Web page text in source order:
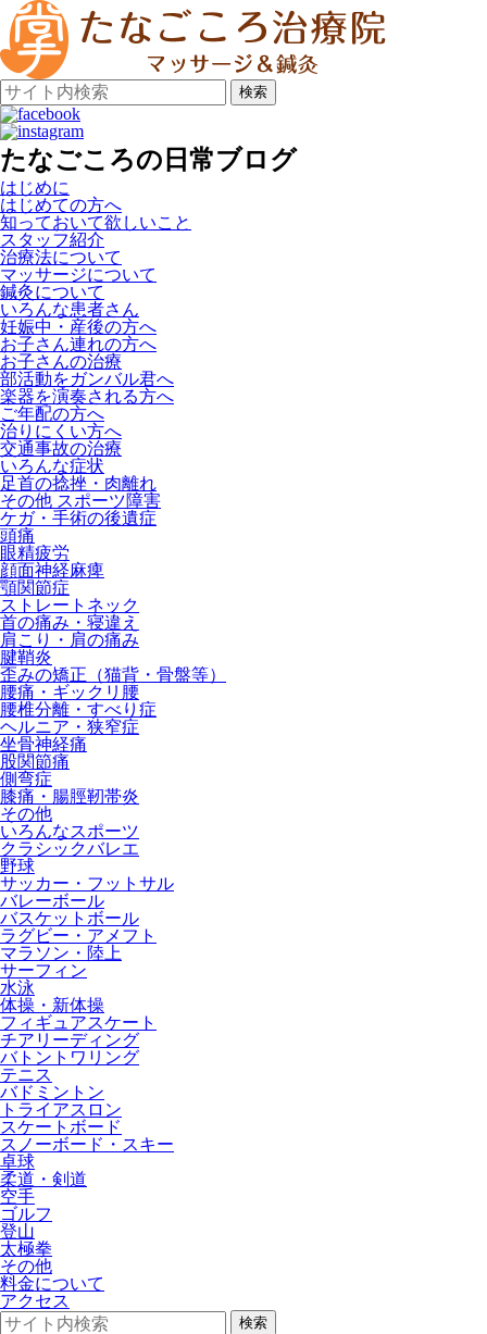
検索
たなごころの日常ブログ
はじめに
はじめての方へ
知っておいて欲しいこと
スタッフ紹介
治療法について
マッサージについて
鍼灸について
いろんな患者さん
妊娠中・産後の方へ
お子さん連れの方へ
お子さんの治療
部活動をガンバル君へ
楽器を演奏される方へ
ご年配の方へ
治りにくい方へ
交通事故の治療
いろんな症状
足首の捻挫・肉離れ
その他 スポーツ障害
ケガ・手術の後遺症
頭痛
眼精疲労
顔面神経麻痺
顎関節症
ストレートネック
首の痛み・寝違え
肩こり・肩の痛み
腱鞘炎
歪みの矯正（猫背・骨盤等）
腰痛・ギックリ腰
腰椎分離・すべり症
ヘルニア・狭窄症
坐骨神経痛
股関節痛
側弯症
膝痛・腸脛靭帯炎
その他
いろんなスポーツ
クラシックバレエ
野球
サッカー・フットサル
バレーボール
バスケットボール
ラグビー・アメフト
マラソン・陸上
サーフィン
水泳
体操・新体操
フィギュアスケート
チアリーディング
バトントワリング
テニス
バドミントン
トライアスロン
スケートボード
スノーボード・スキー
卓球
柔道・剣道
空手
ゴルフ
登山
太極拳
その他
料金について
アクセス
検索